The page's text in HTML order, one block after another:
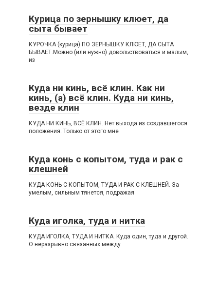
Курица по зернышку клюет, да
сыта бывает
КУРОЧКА (курица) ПО ЗЕРНЫШКУ КЛЮЕТ, ДА СЫТА
БЫВАЕТ.Можно (или нужно) довольствоваться и малым,
из
Куда ни кинь, всё клин. Как ни
кинь, (а) всё клин. Куда ни кинь,
везде клин
КУДА НИ КИНЬ, ВСЁ КЛИН. Нет выхода из создавшегося
положения. Только от этого мне
Куда конь с копытом, туда и рак с
клешней
КУДА КОНЬ С КОПЫТОМ, ТУДА И РАК С КЛЕШНЕЙ. За
умелым, сильным тянется, подражая
Куда иголка, туда и нитка
КУДА ИГОЛКА, ТУДА И НИТКА. Куда один, туда и другой.
О неразрывно связанных между